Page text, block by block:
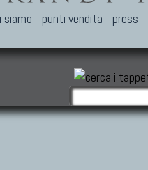
siamo punti vendita press